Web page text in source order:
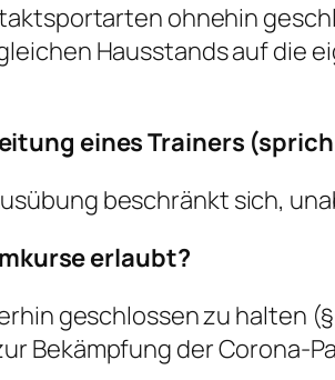
ohnehin
Hausstands auf die
eines Trainers
beschränkt sich,
erlaubt?
geschlossen zu halten
Bekämpfung der Corona-